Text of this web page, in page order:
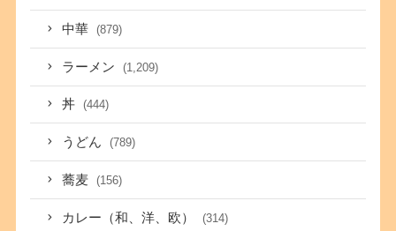
中華 (879)
ラーメン (1,209)
丼 (444)
うどん (789)
蕎麦 (156)
カレー（和、洋、欧） (314)